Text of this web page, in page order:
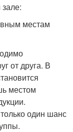
местам
от друга. В
местом
один шанс